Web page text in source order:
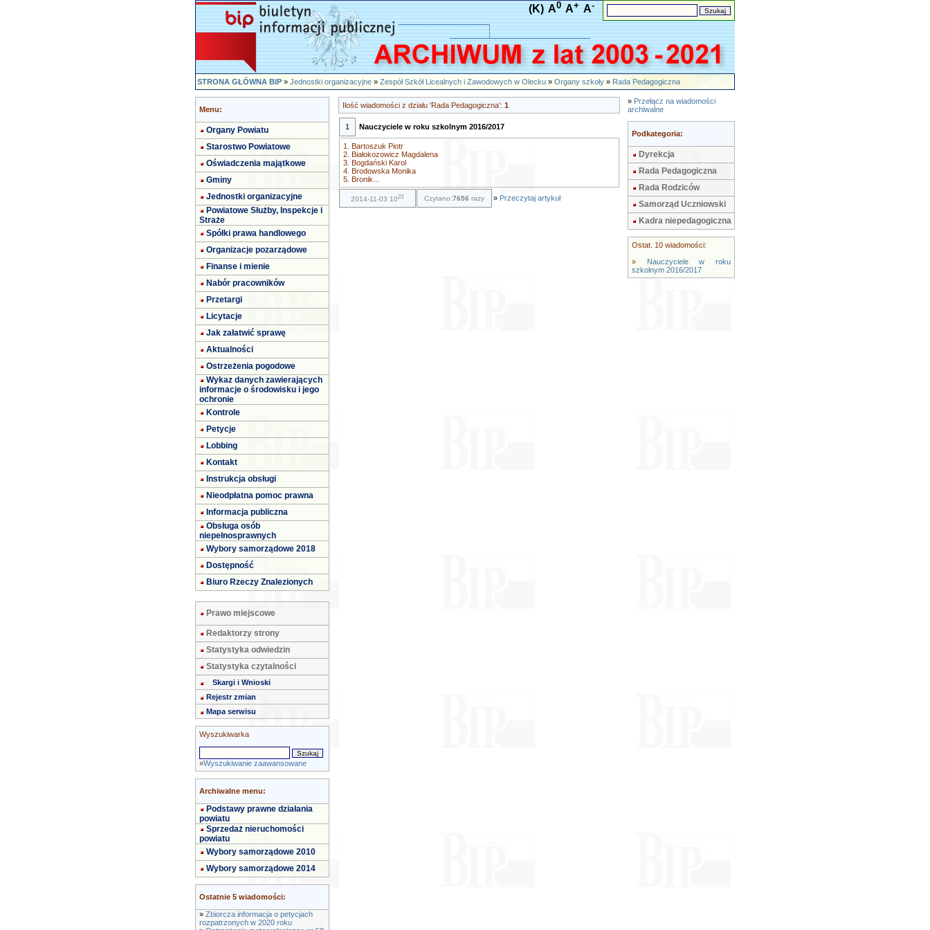
(K) A0 A+ A-
STRONA GŁÓWNA BIP»Jednostki organizacyjne»Zespół Szkół Licealnych i Zawodowych w Olecku»Organy szkoły»Rada Pedagogiczna
Menu:
Organy Powiatu
Starostwo Powiatowe
Oświadczenia majątkowe
Gminy
Jednostki organizacyjne
Powiatowe Służby, Inspekcje i
Straże
Spółki prawa handlowego
Organizacje pozarządowe
Finanse i mienie
Nabór pracowników
Przetargi
Licytacje
Jak załatwić sprawę
Aktualności
Ostrzeżenia pogodowe
Wykaz danych zawierających
informacje o środowisku i jego
ochronie
Kontrole
Petycje
Lobbing
Kontakt
Instrukcja obsługi
Nieodpłatna pomoc prawna
Informacja publiczna
Obsługa osób
niepełnosprawnych
Wybory samorządowe 2018
Dostępność
Biuro Rzeczy Znalezionych
Prawo miejscowe
Redaktorzy strony
Statystyka odwiedzin
Statystyka czytalności
Skargi i Wnioski
Rejestr zmian
Mapa serwisu
Wyszukiwarka
»Wyszukiwanie zaawansowane
Archiwalne menu:
Podstawy prawne działania
powiatu
Sprzedaż nieruchomości
powiatu
Wybory samorządowe 2010
Wybory samorządowe 2014
Ostatnie 5 wiadomości:
» Zbiorcza informacja o petycjach
rozpatrzonych w 2020 roku
Ilość wiadomości z działu 'Rada Pedagogiczna': 1
1 Nauczyciele w roku szkolnym 2016/2017
1. Bartoszuk Piotr
2. Białokozowicz Magdalena
3. Bogdański Karol
4. Brodowska Monika
5. Bronik...
2014-11-03 1023 Czytano:7656 razy » Przeczytaj artykuł
» Przełącz na wiadomości
archiwalne
Podkategoria:
Dyrekcja
Rada Pedagogiczna
Rada Rodziców
Samorząd Uczniowski
Kadra niepedagogiczna
Ostat. 10 wiadomości:
»
Nauczyciele w roku
szkolnym 2016/2017